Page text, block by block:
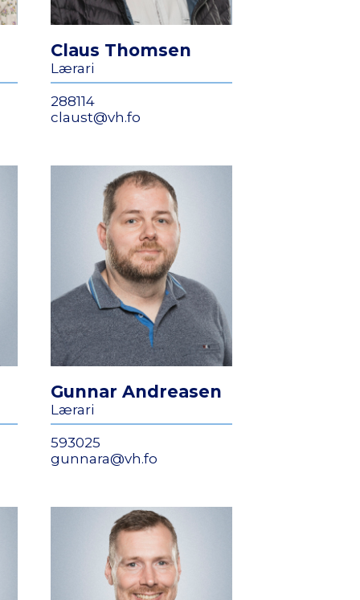
Claus Thomsen
Lærari
288114
claust@vh.fo
Gunnar Andreasen
Lærari
593025
gunnara@vh.fo